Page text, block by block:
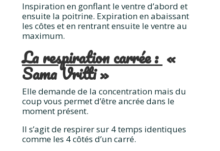
Inspiration en gonflant le ventre d’abord et
ensuite la poitrine. Expiration en abaissant
les côtes et en rentrant ensuite le ventre au
maximum.
La respiration carrée :«
Sama Vritti »
Elle demande de la concentration mais du
coup vous permet d’être ancrée dans le
moment présent.
Il s’agit de respirer sur 4 temps identiques
comme les 4 côtés d’un carré.